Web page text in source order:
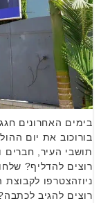
בימים האחרונים
תושבי העיר, חברים
רוצים להדליף?
ניוזהצטרפו
רוצים להגיב